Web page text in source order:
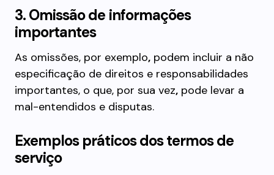
3. Omissão de informações
importantes
As omissões, por exemplo, podem incluir a não
especificação de direitos e responsabilidades
importantes, o que, por sua vez, pode levar a
mal-entendidos e disputas.
Exemplos práticos dos termos de
serviço